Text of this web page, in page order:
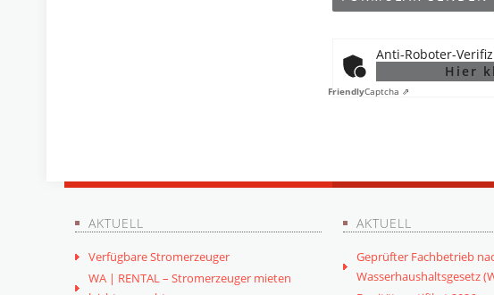
Anti-Roboter-
Hier
FriendlyCaptcha ⇗
AKTUELL
Verfügbare Stromerzeuger
WA | RENTAL – Stromerzeuger mieten
AKTUELL
Geprüfter Fachbetrieb
Wasserhaushaltsgesetz